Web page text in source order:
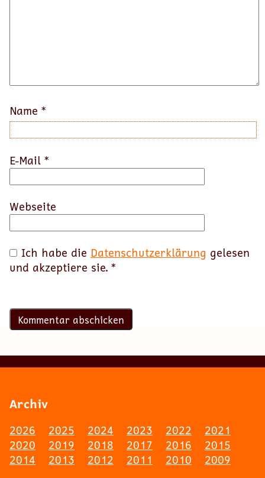
Name *
E-Mail *
Webseite
Ich habe die Datenschutzerklärung gelesen
und akzeptiere sie. *
Archiv
2026 2025 2024 2023 2022
2021
2020
2019 2018 2017 2016
2015
2014
2013 2012 2011 2010 2009